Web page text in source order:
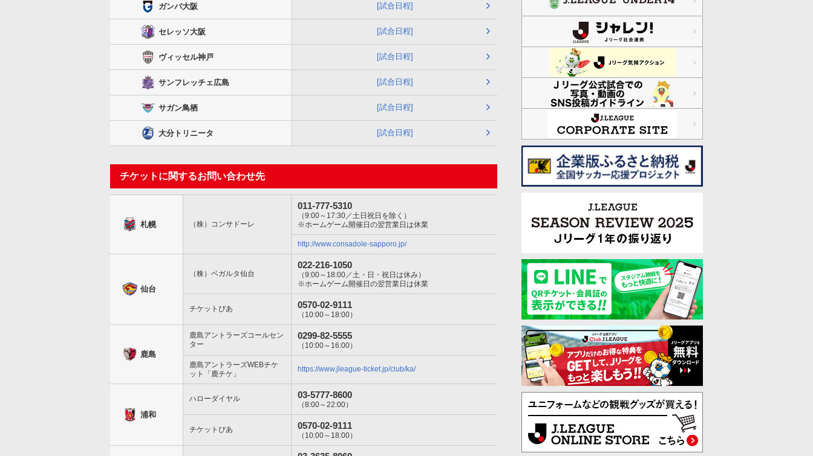
ガンバ大阪 [試合日程]
セレッソ大阪 [試合日程]
ヴィッセル神戸 [試合日程]
サンフレッチェ広島 [試合日程]
サガン鳥栖 [試合日程]
大分トリニータ [試合日程]
チケットに関するお問い合わせ先
札幌 （株）コンサドーレ
011-777-5310
（9:00～17:30／土日祝日を除く）
※ホームゲーム開催日の翌営業日は休業
http://www.consadole-sapporo.jp/
仙台
（株）ベガルタ仙台
022-216-1050
（9:00～18:00／土・日・祝日は休み）
※ホームゲーム開催日の翌営業日は休業
チケットぴあ 0570-02-9111
（10:00～18:00）
鹿島
鹿島アントラーズコールセン
ター
0299-82-5555
（10:00～16:00）
鹿島アントラーズWEBチケ
ット「鹿チケ」
https://www.jleague-ticket.jp/club/ka/
浦和
ハローダイヤル 03-5777-8600
（8:00～22:00）
チケットぴあ 0570-02-9111
（10:00～18:00）